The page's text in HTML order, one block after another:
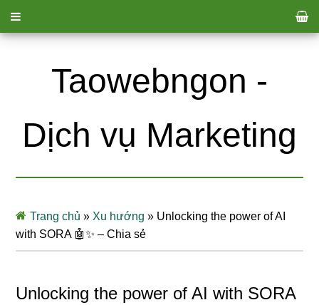
Taowebngon -
Dịch vụ Marketing
Trang chủ » Xu hướng » Unlocking the power of AI
with SORA 🤖✨ – Chia sẻ
Unlocking the power of AI with SORA